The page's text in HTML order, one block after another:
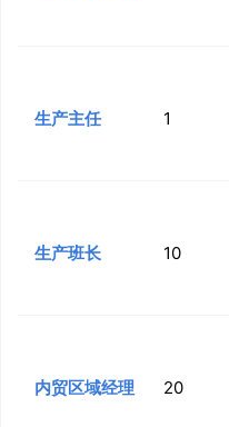
生产主任 1
生产班长 10
内贸区域经理 20